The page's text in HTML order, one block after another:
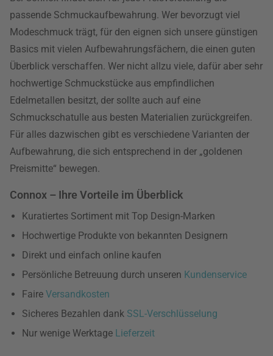
passende Schmuckaufbewahrung. Wer bevorzugt viel
Modeschmuck trägt, für den eignen sich unsere günstigen
Basics mit vielen Aufbewahrungsfächern, die einen guten
Überblick verschaffen. Wer nicht allzu viele, dafür aber sehr
hochwertige Schmuckstücke aus empfindlichen
Edelmetallen besitzt, der sollte auch auf eine
Schmuckschatulle aus besten Materialien zurückgreifen.
Für alles dazwischen gibt es verschiedene Varianten der
Aufbewahrung, die sich entsprechend in der „goldenen
Preismitte“ bewegen.
Connox – Ihre Vorteile im Überblick
Kuratiertes Sortiment mit Top Design-Marken
Hochwertige Produkte von bekannten Designern
Direkt und einfach online kaufen
Persönliche Betreuung durch unseren Kundenservice
Faire Versandkosten
Sicheres Bezahlen dank SSL-Verschlüsselung
Nur wenige Werktage Lieferzeit